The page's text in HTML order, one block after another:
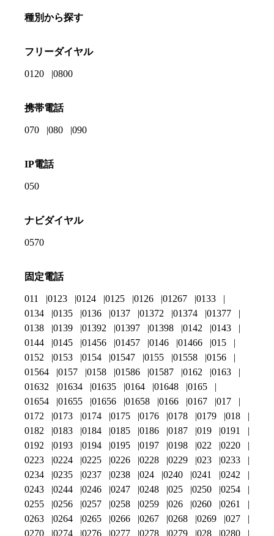
種別から探す
フリーダイヤル
0120 0800
携帯電話
070 080 090
IP電話
050
ナビダイヤル
0570
固定電話
011 0123 0124 0125 0126 01267
0133
0134
0135 0136 0137 01372 01374
01377
0138
0139 01392 01397 01398 0142
0143
0144
0145 01456 01457 0146 01466
015
0152
0153 0154 01547 0155 01558
0156
01564
0157 0158 01586 01587 0162
0163
01632
01634 01635 0164 01648
0165
01654
01655 01656 01658 0166 0167
017
0172
0173 0174 0175 0176 0178 0179
018
0182
0183 0184 0185 0186 0187 019
0191
0192
0193 0194 0195 0197 0198 022
0220
0223
0224 0225 0226 0228 0229 023
0233
0234
0235 0237 0238 024 0240 0241
0242
0243
0244 0246 0247 0248 025 0250
0254
0255
0256 0257 0258 0259 026 0260
0261
0263
0264 0265 0266 0267 0268 0269
027
0270
0274 0276 0277 0278 0279 028 0280